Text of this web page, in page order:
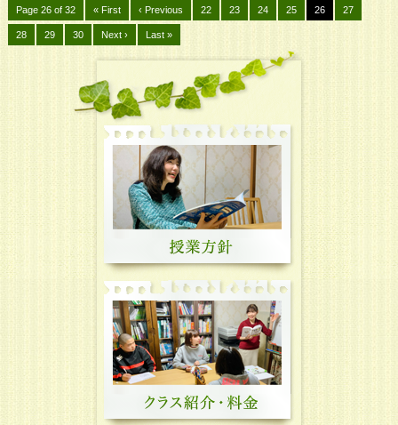
Page 26 of 32 « First ‹ Previous 22 23 24 25 26 27
28 29 30 Next › Last »